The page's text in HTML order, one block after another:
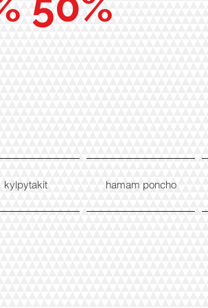
kylpytakit hamam poncho